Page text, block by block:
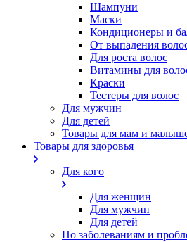
Шампуни
Маски
Кондиционеры и
От выпадения
Для роста волос
Витамины для
Краски
Тестеры для волос
Для мужчин
Для детей
Товары для мам и
Товары для здоровья
Для кого
Для женщин
Для мужчин
Для детей
По заболеваниям и